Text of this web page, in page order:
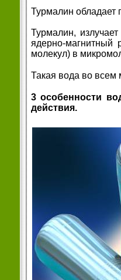
Турмалин обладает
Турмалин,
ядерно-магнитный
молекул) в
Такая вода во всем
3 особенности
действия.